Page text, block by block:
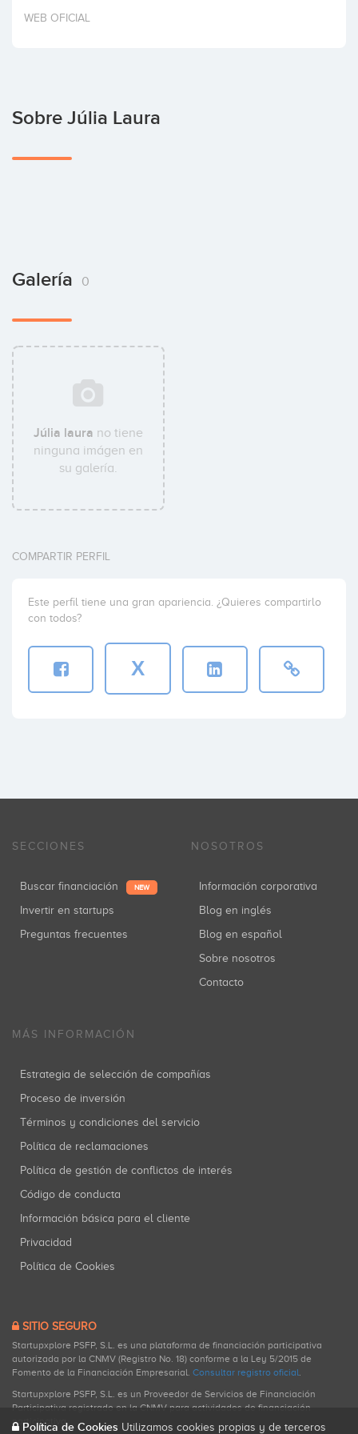
Invertir
WEB OFICIAL
Sobre Júlia Laura
Galería 0
Júlia laura no tiene
ninguna imágen en
su galería.
COMPARTIR PERFIL
Este perfil tiene una gran apariencia. ¿Quieres compartirlo
con todos?
X
SECCIONES
Buscar financiación NEW
Invertir en startups
Preguntas frecuentes
NOSOTROS
Información corporativa
Blog en inglés
Blog en español
Sobre nosotros
Contacto
MÁS INFORMACIÓN
Estrategia de selección de compañías
Proceso de inversión
Términos y condiciones del servicio
Política de reclamaciones
Política de gestión de conflictos de interés
Código de conducta
Información básica para el cliente
Privacidad
Política de Cookies
SITIO SEGURO
Startupxplore PSFP, S.L. es una plataforma de financiación participativa
autorizada por la CNMV (Registro No. 18) conforme a la Ley 5/2015 de
Fomento de la Financiación Empresarial. Consultar registro oficial.
Startupxplore PSFP, S.L. es un Proveedor de Servicios de Financiación
Participativa registrado en la CNMV para actividades de financiación
participativa.
Política de Cookies Utilizamos cookies propias y de terceros